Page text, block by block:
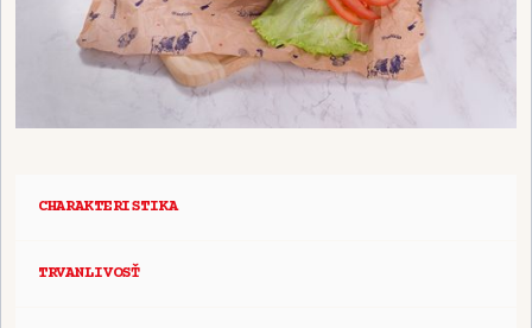
CHARAKTERISTIKA
TRVANLIVOSŤ